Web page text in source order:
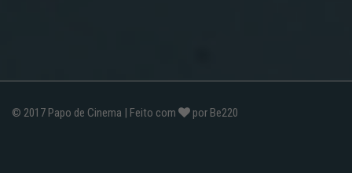
© 2017 Papo de Cinema | Feito com por Be220